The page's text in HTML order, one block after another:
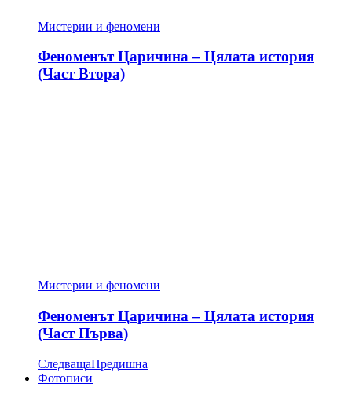
Мистерии и феномени
Феноменът Царичина – Цялата история
(Част Втора)
Мистерии и феномени
Феноменът Царичина – Цялата история
(Част Първа)
СледващаПредишна
Фотописи